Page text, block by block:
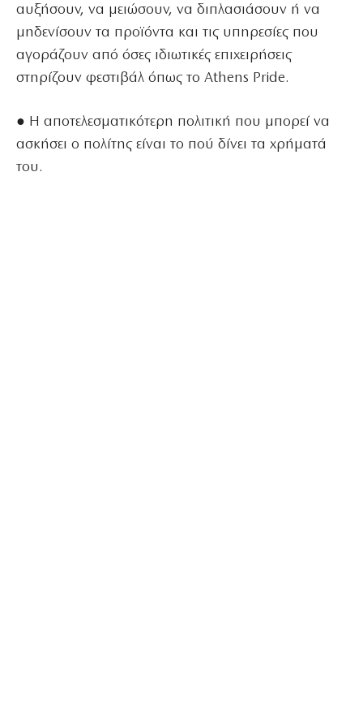
αυξήσουν, να μειώσουν, να διπλασιάσουν ή να
μηδενίσουν τα προϊόντα και τις υπηρεσίες που
αγοράζουν από όσες ιδιωτικές επιχειρήσεις
στηρίζουν φεστιβάλ όπως το Athens Pride.
● Η αποτελεσματικότερη πολιτική που μπορεί να
ασκήσει ο πολίτης είναι το πού δίνει τα χρήματά
του.